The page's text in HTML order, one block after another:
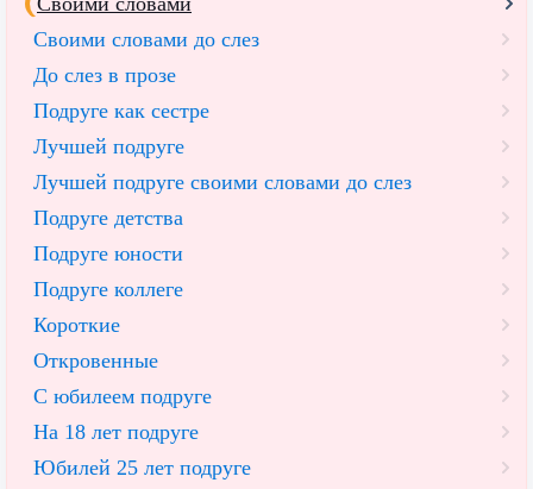
Своими словами до слез
До слез в прозе
Подруге как сестре
Лучшей подруге
Лучшей подруге своими словами до слез
Подруге детства
Подруге юности
Подруге коллеге
Короткие
Откровенные
С юбилеем подруге
На 18 лет подруге
Юбилей 25 лет подруге